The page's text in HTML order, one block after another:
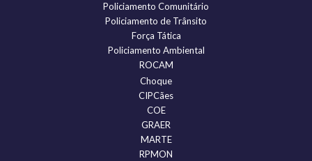
Policiamento Comunitário
Policiamento de Trânsito
Força Tática
Policiamento Ambiental
ROCAM
Choque
CIPCães
COE
GRAER
MARTE
RPMON